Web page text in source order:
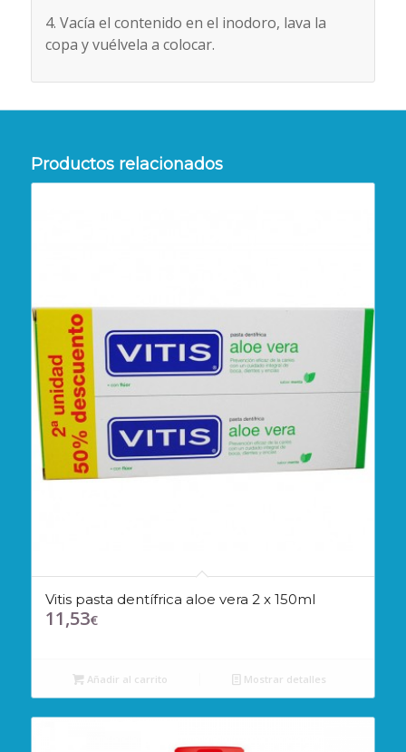
4. Vacía el contenido en el inodoro, lava la
copa y vuélvela a colocar.
Productos relacionados
Vitis pasta dentífrica aloe vera 2 x 150ml
11,53€
Añadir al carrito Mostrar detalles